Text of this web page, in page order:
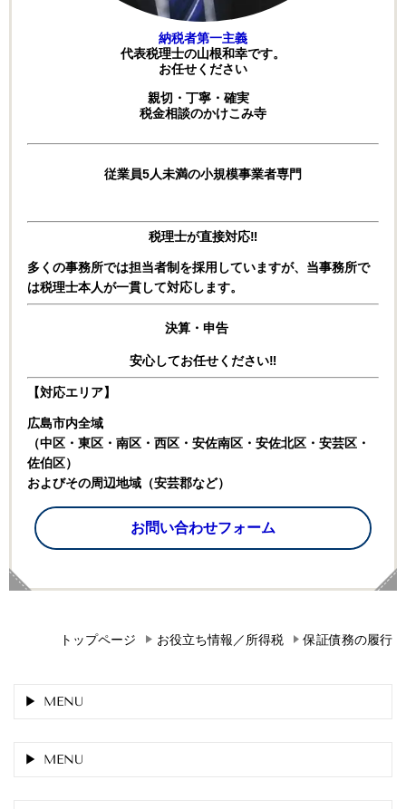
納税者第一主義
代表税理士の山根和幸です。
お任せください
親切・丁寧・確実
税金相談のかけこみ寺
従業員5人未満の小規模事業者専門
税理士が直接対応‼
多くの事務所では担当者制を採用していますが、 当事務所で
は税理士本人が一貫して対応します。
決算・申告
安心してお任せください‼
【対応エリア】
広島市内全域
（中区・東区・南区・西区・安佐南区・安佐北区・安芸区・
佐伯区）
およびその周辺地域（安芸郡など）
お問い合わせフォーム
トップページ お役立ち情報／所得税 保証債務の履行
MENU
MENU